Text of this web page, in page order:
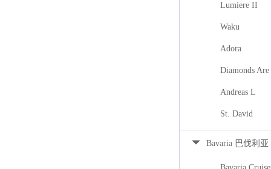
Lumiere II
Waku
Adora
Diamonds
Andreas L
St. David
Bavaria 巴伐利亚